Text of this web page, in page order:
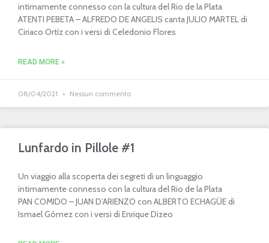
intimamente connesso con la cultura del Rio de la Plata
ATENTI PEBETA – ALFREDO DE ANGELIS canta JULIO MARTEL di
Ciriaco Ortíz con i versi di Celedonio Flores
READ MORE »
08/04/2021 Nessun commento
Lunfardo in Pillole #1
Un viaggio alla scoperta dei segreti di un linguaggio
intimamente connesso con la cultura del Rio de la Plata
PAN COMIDO – JUAN D’ARIENZO con ALBERTO ECHAGÜE di
Ismael Gómez con i versi di Enrique Dizeo